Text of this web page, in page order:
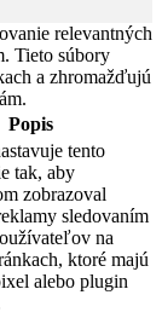
relevantných
Tieto súbory
a zhromažďujú
Popis
tento
tak, aby
zobrazoval
sledovaním
na
ktoré majú
alebo plugin